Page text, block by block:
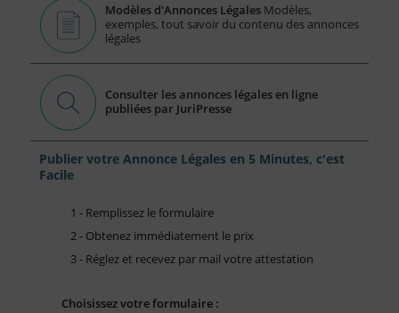
Modèles d'Annonces Légales Modèles,
exemples, tout savoir du contenu des annonces
légales
Consulter les annonces légales en ligne
publiées par JuriPresse
Publier votre Annonce Légales en 5 Minutes, c'est
Facile
1 - Remplissez le formulaire
2 - Obtenez immédiatement le prix
3 - Réglez et recevez par mail votre attestation
Choisissez votre formulaire :